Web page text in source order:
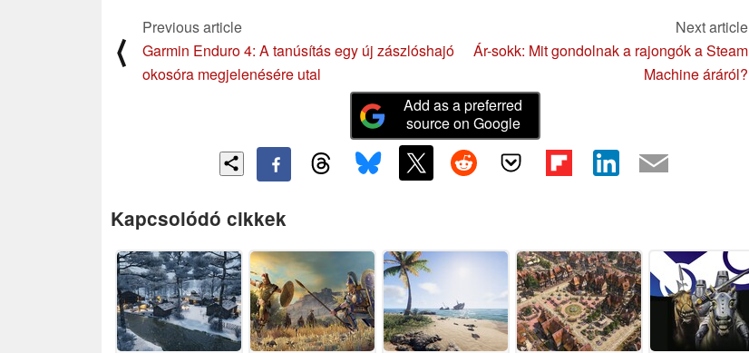
⟨
Previous article
Garmin Enduro 4: A tanúsítás egy új zászlóshajó
okosóra megjelenésére utal
Next article
Ár-sokk: Mit gondolnak a rajongók a Steam
Machine áráról?
Add as a preferred
source on Google
Kapcsolódó cikkek